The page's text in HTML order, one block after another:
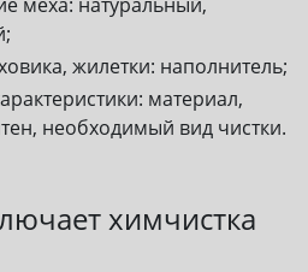
жилетки: наполнитель;
материал,
необходимый вид чистки.
химчистка